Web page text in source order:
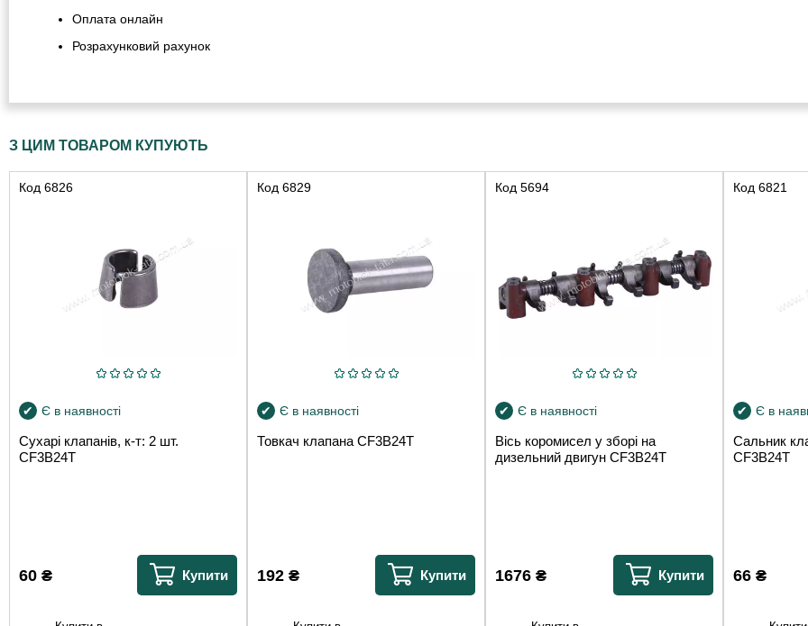
Оплата онлайн
Розрахунковий рахунок
З ЦИМ ТОВАРОМ КУПУЮТЬ
Код 6826
Є в наявності
Сухарі клапанів, к-т: 2 шт.
СF3B24T
60 ₴ Купити
Код 6829
Є в наявності
Товкач клапана СF3B24T
192 ₴ Купити
Код 5694
Є в наявності
Вісь коромисел у зборі на
дизельний двигун СF3B24T
1676 ₴ Купити
Код 6821
Є в
Сальник
СF3B24T
66 ₴